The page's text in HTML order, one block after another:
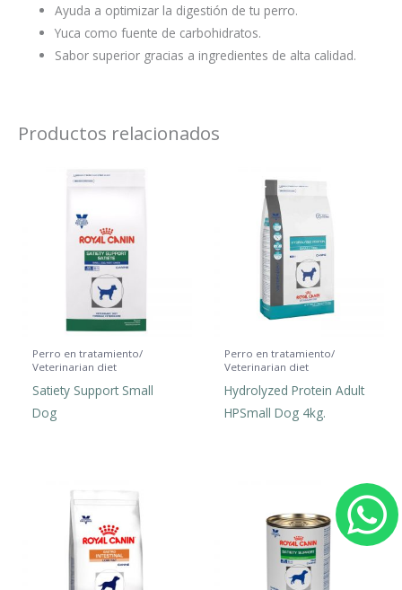
Ayuda a optimizar la digestión de tu perro.
Yuca como fuente de carbohidratos.
Sabor superior gracias a ingredientes de alta calidad.
Productos relacionados
Perro en tratamiento/
Veterinarian diet
Satiety Support Small
Dog
Perro en tratamiento/
Veterinarian diet
Hydrolyzed Protein Adult
HPSmall Dog 4kg.
h